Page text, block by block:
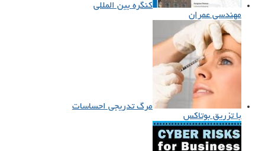
کنگره بین المللی
مهندسی عمران
مرگ تدریجی احساسات
با تزریق بوتاکس